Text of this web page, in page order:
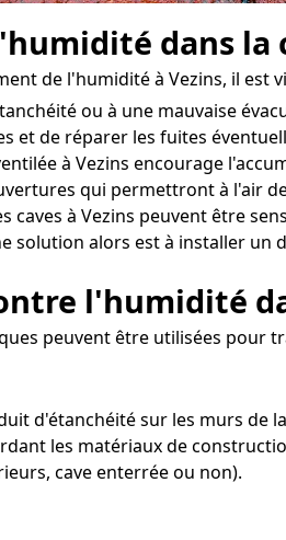
dans la
de l'humidité à Vezins, il
ou à une mauvaise
et de réparer les fuites
à Vezins encourage
qui permettront à l'air
caves à Vezins peuvent être
solution alors est à installer
l'humidité
peuvent être utilisées pour
d'étanchéité sur les murs de
les matériaux de
cave enterrée ou non).